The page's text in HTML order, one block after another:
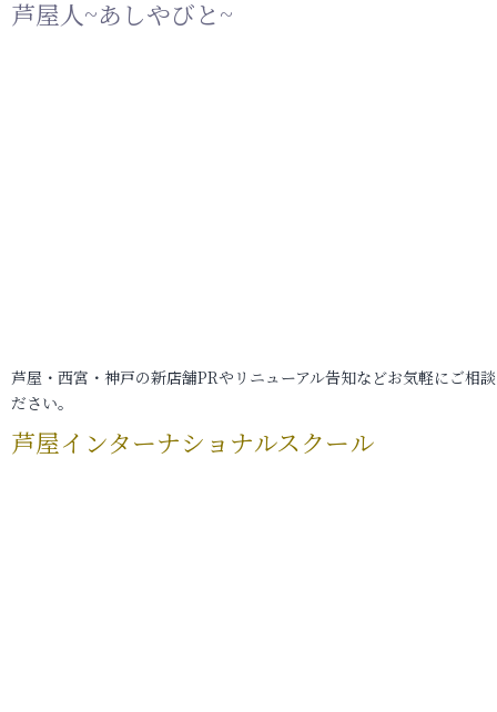
芦屋人~あしやびと~
芦屋・西宮・神戸の新店舗PRやリニューアル告知などお気軽にご相
ださい。
芦屋インターナショナルスクール